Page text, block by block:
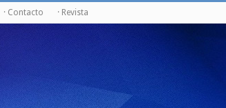
· Contacto · Revista